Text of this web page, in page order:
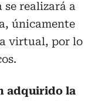
realizará a
únicamente
virtual, por lo
adquirido la